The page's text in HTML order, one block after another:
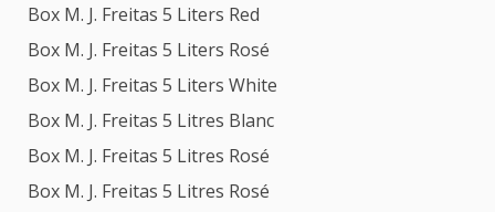
Box M. J. Freitas 5 Liters Red
Box M. J. Freitas 5 Liters Rosé
Box M. J. Freitas 5 Liters White
Box M. J. Freitas 5 Litres Blanc
Box M. J. Freitas 5 Litres Rosé
Box M. J. Freitas 5 Litres Rosé